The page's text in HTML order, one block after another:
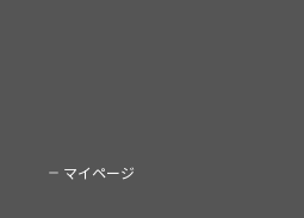
マイページ